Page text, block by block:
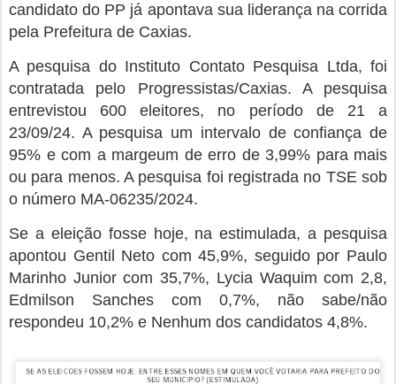
candidato do PP já apontava sua liderança na corrida
pela Prefeitura de Caxias.
A pesquisa do Instituto Contato Pesquisa Ltda, foi
contratada pelo Progressistas/Caxias. A pesquisa
entrevistou 600 eleitores, no período de 21 a
23/09/24. A pesquisa um intervalo de confiança de
95% e com a margeum de erro de 3,99% para mais
ou para menos. A pesquisa foi registrada no TSE sob
o número MA-06235/2024.
Se a eleição fosse hoje, na estimulada, a pesquisa
apontou Gentil Neto com 45,9%, seguido por Paulo
Marinho Junior com 35,7%, Lycia Waquim com 2,8,
Edmilson Sanches com 0,7%, não sabe/não
respondeu 10,2% e Nenhum dos candidatos 4,8%.